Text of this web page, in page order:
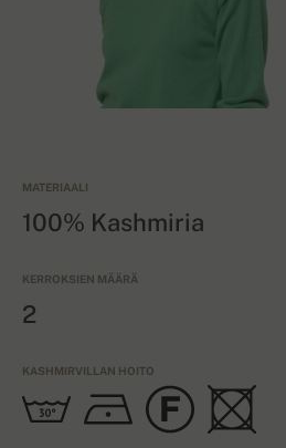
MATERIAALI
100% Kashmiria
KERROKSIEN MÄÄRÄ
2
KASHMIRVILLAN HOITO